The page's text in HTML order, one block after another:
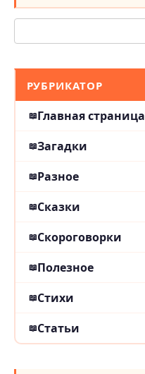
РУБРИКАТОР
Главная страница
Загадки
Разное
Сказки
Скороговорки
Полезное
Стихи
Статьи